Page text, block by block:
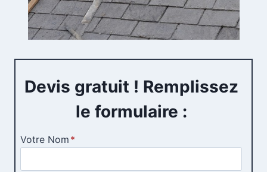
Devis gratuit ! Remplissez
le formulaire :
Votre Nom *